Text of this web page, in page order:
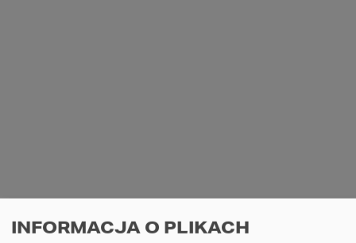
INFORMACJA O PLIKACH